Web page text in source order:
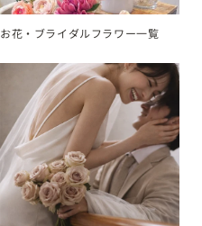
お花・ブライダルフラワー一覧